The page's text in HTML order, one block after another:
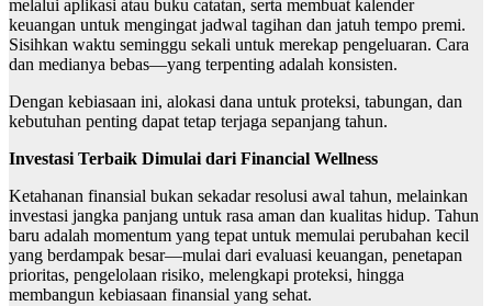
melalui aplikasi atau buku catatan, serta membuat kalender
keuangan untuk mengingat jadwal tagihan dan jatuh tempo premi.
Sisihkan waktu seminggu sekali untuk merekap pengeluaran. Cara
dan medianya bebas—yang terpenting adalah konsisten.
Dengan kebiasaan ini, alokasi dana untuk proteksi, tabungan, dan
kebutuhan penting dapat tetap terjaga sepanjang tahun.
Investasi Terbaik Dimulai dari Financial Wellness
Ketahanan finansial bukan sekadar resolusi awal tahun, melainkan
investasi jangka panjang untuk rasa aman dan kualitas hidup. Tahun
baru adalah momentum yang tepat untuk memulai perubahan kecil
yang berdampak besar—mulai dari evaluasi keuangan, penetapan
prioritas, pengelolaan risiko, melengkapi proteksi, hingga
membangun kebiasaan finansial yang sehat.